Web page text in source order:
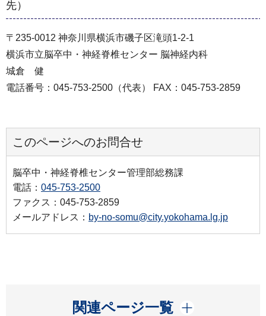
先）
〒235-0012 神奈川県横浜市磯子区滝頭1-2-1
横浜市立脳卒中・神経脊椎センター 脳神経内科
城倉 健
電話番号：045-753-2500（代表） FAX：045-753-2859
このページへのお問合せ
脳卒中・神経脊椎センター管理部総務課
電話： 045-753-2500
ファクス：045-753-2859
メールアドレス： by-no-somu@city.yokohama.lg.jp
関連ページ一覧
開く